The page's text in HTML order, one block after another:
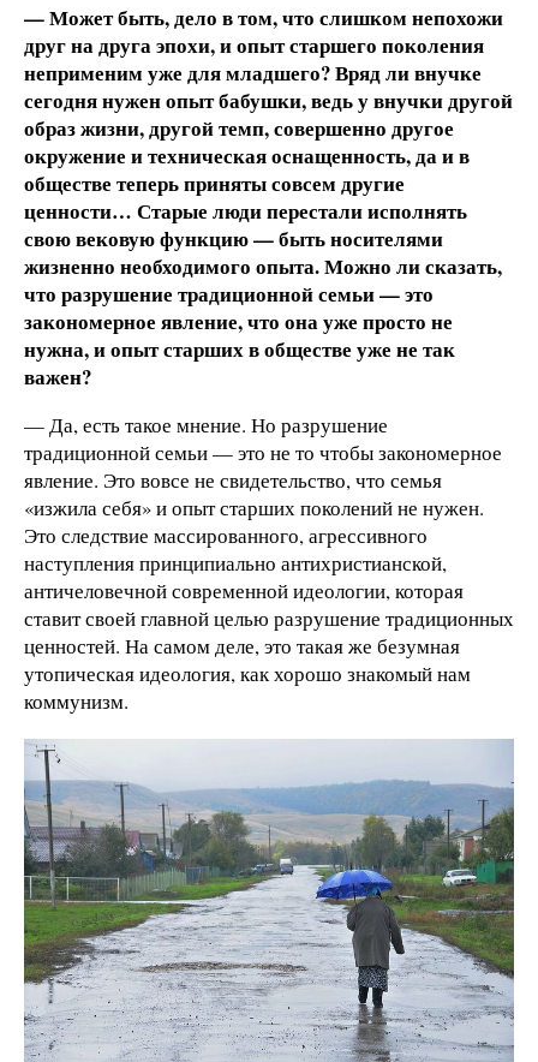
— Может быть, дело в том, что слишком непохожи
друг на друга эпохи, и опыт старшего поколения
неприменим уже для младшего? Вряд ли внучке
сегодня нужен опыт бабушки, ведь у внучки другой
образ жизни, другой темп, совершенно другое
окружение и техническая оснащенность, да и в
обществе теперь приняты совсем другие
ценности… Старые люди перестали исполнять
свою вековую функцию — быть носителями
жизненно необходимого опыта. Можно ли сказать,
что разрушение традиционной семьи — это
закономерное явление, что она уже просто не
нужна, и опыт старших в обществе уже не так
важен?
— Да, есть такое мнение. Но разрушение
традиционной семьи — это не то чтобы закономерное
явление. Это вовсе не свидетельство, что семья
«изжила себя» и опыт старших поколений не нужен.
Это следствие массированного, агрессивного
наступления принципиально антихристианской,
античеловечной современной идеологии, которая
ставит своей главной целью разрушение традиционных
ценностей. На самом деле, это такая же безумная
утопическая идеология, как хорошо знакомый нам
коммунизм.